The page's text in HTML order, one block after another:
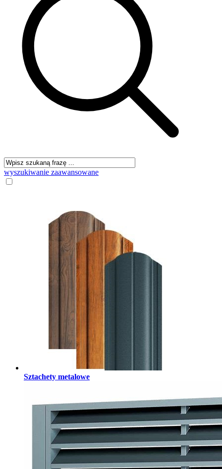
wyszukiwanie zaawansowane
Sztachety metalowe